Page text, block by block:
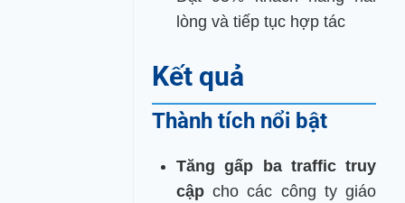
lòng và tiếp tục hợp tác
Kết quả
Thành tích nổi bật
Tăng gấp ba traffic truy
cập cho các công ty giáo